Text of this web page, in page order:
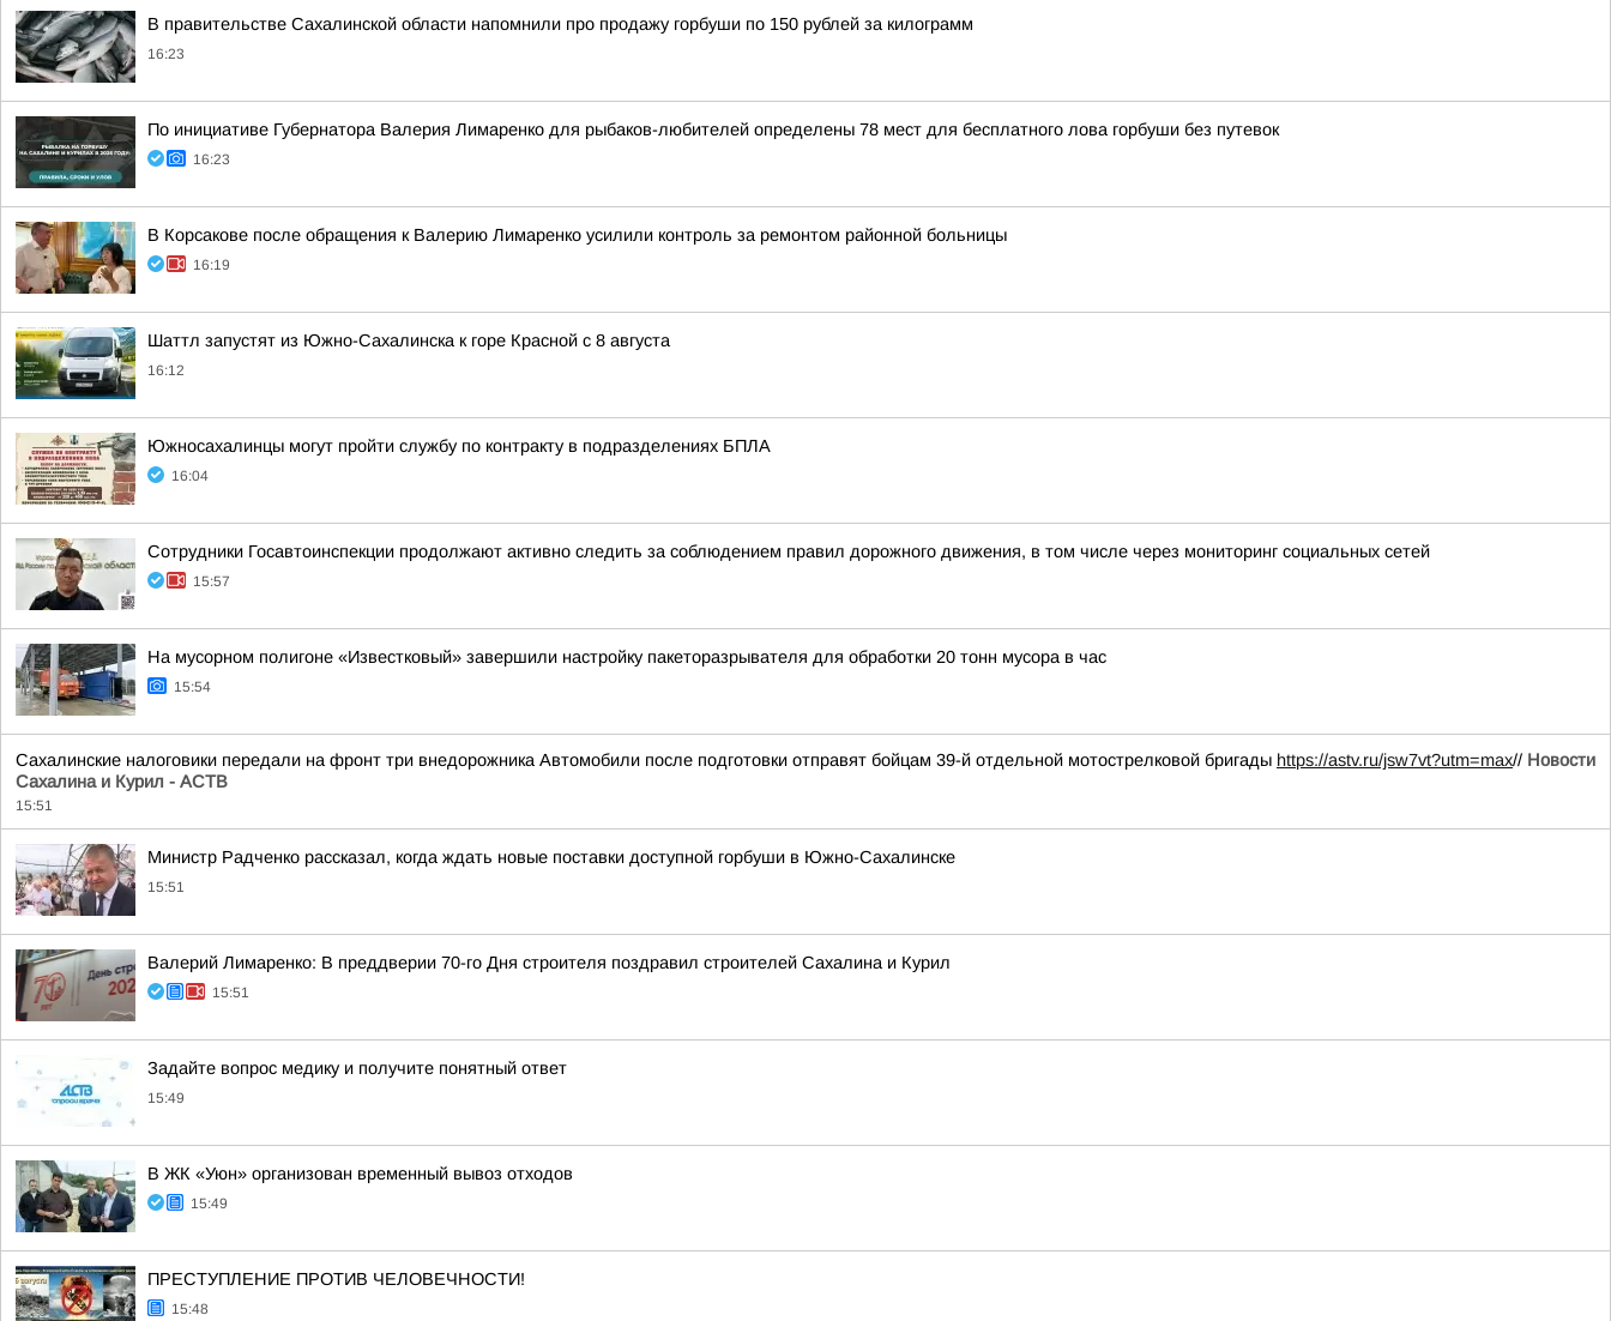
В правительстве Сахалинской области напомнили про продажу горбуши по 150 рублей за килограмм
16:23
По инициативе Губернатора Валерия Лимаренко для рыбаков-любителей определены 78 мест для бесплатного лова горбуши без путевок
16:23
В Корсакове после обращения к Валерию Лимаренко усилили контроль за ремонтом районной больницы
16:19
Шаттл запустят из Южно-Сахалинска к горе Красной с 8 августа
16:12
Южносахалинцы могут пройти службу по контракту в подразделениях БПЛА
16:04
Сотрудники Госавтоинспекции продолжают активно следить за соблюдением правил дорожного движения, в том числе через мониторинг социальных сетей
15:57
На мусорном полигоне «Известковый» завершили настройку пакеторазрывателя для обработки 20 тонн мусора в час
15:54
Сахалинские налоговики передали на фронт три внедорожника Автомобили после подготовки отправят бойцам 39-й отдельной мотострелковой бригады https://astv.ru/jsw7vt?utm=max// Новости
Сахалина и Курил - АСТВ
15:51
Министр Радченко рассказал, когда ждать новые поставки доступной горбуши в Южно-Сахалинске
15:51
Валерий Лимаренко: В преддверии 70-го Дня строителя поздравил строителей Сахалина и Курил
15:51
Задайте вопрос медику и получите понятный ответ
15:49
В ЖК «Уюн» организован временный вывоз отходов
15:49
ПРЕСТУПЛЕНИЕ ПРОТИВ ЧЕЛОВЕЧНОСТИ!
15:48